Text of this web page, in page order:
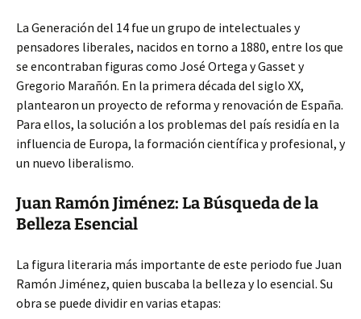
La Generación del 14 fue un grupo de intelectuales y
pensadores liberales, nacidos en torno a 1880, entre los que
se encontraban figuras como José Ortega y Gasset y
Gregorio Marañón. En la primera década del siglo XX,
plantearon un proyecto de reforma y renovación de España.
Para ellos, la solución a los problemas del país residía en la
influencia de Europa, la formación científica y profesional, y
un nuevo liberalismo.
Juan Ramón Jiménez: La Búsqueda de la
Belleza Esencial
La figura literaria más importante de este periodo fue Juan
Ramón Jiménez, quien buscaba la belleza y lo esencial. Su
obra se puede dividir en varias etapas: